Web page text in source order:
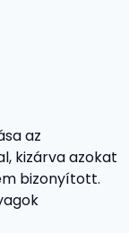
az
kizárva azokat
bizonyított.